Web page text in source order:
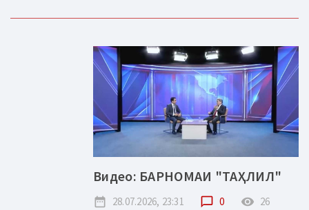
Видео: БАРНОМАИ "ТАҲЛИЛ"
date_range 28.07.2026, 23:31 chat_bubble_outline 0 remove_red_eye 26